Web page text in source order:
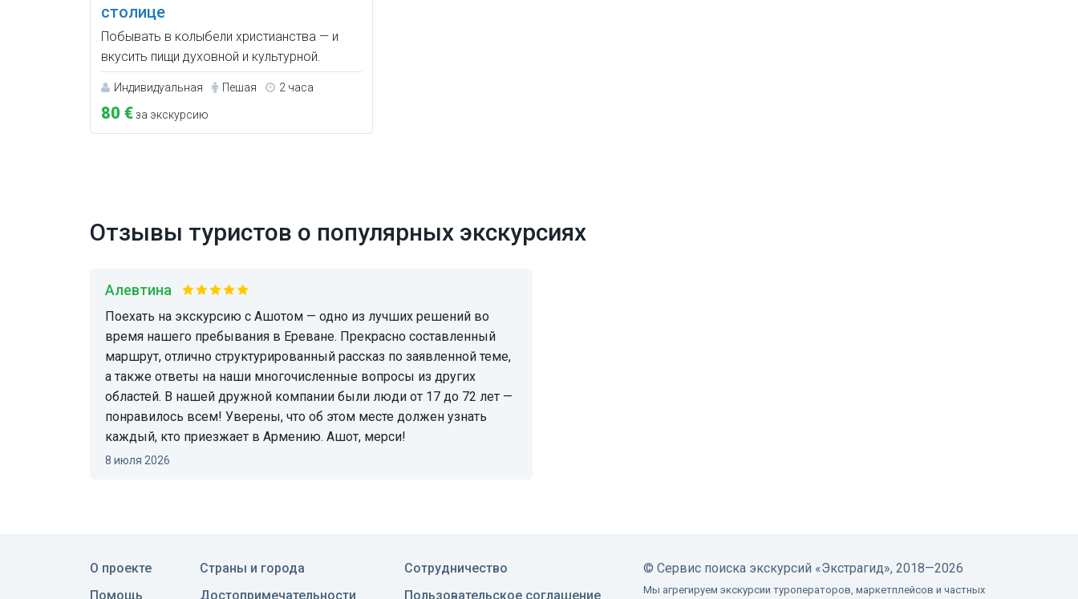
столице
Побывать в колыбели христианства — и
вкусить пищи духовной и культурной.
Индивидуальная Пешая 2 часа
80 €за экскурсию
Отзывы туристов о популярных экскурсиях
Алевтина
Поехать на экскурсию с Ашотом — одно из лучших решений во
время нашего пребывания в Ереване. Прекрасно составленный
маршрут, отлично структурированный рассказ по заявленной теме,
а также ответы на наши многочисленные вопросы из других
областей. В нашей дружной компании были люди от 17 до 72 лет —
понравилось всем! Уверены, что об этом месте должен узнать
каждый, кто приезжает в Армению. Ашот, мерси!
8 июля 2026
О проекте
Помощь
Страны и города
Достопримечательности
Сотрудничество
Пользовательское соглашение
© Сервис поиска экскурсий «Экстрагид», 2018—2026
Мы агрегируем экскурсии туроператоров, маркетплейсов и частных